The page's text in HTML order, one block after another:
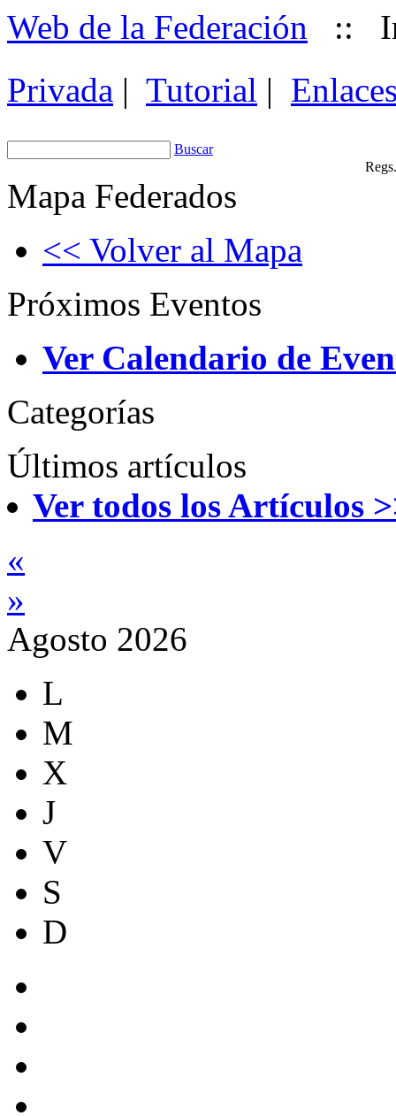
Web de la Federación ::
Privada | Tutorial |
Buscar
Mapa Federados
<< Volver al Mapa
Próximos Eventos
Ver Calendario de
Categorías
Últimos artículos
Ver todos los Artículos
«
»
Agosto 2026
L
M
X
J
V
S
D